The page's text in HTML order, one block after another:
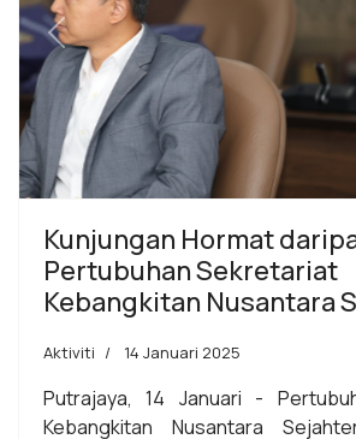
Previous
Kunjungan Hormat
Pertubuhan Sekretariat
Kebangkitan Nusantara
Aktiviti 14 Januari 2025
Putrajaya, 14 Januari -
Kebangkitan Nusantara